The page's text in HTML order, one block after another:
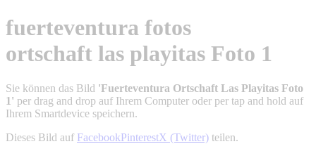
fuerteventura fotos
ortschaft las playitas Foto 1
Sie können das Bild 'Fuerteventura Ortschaft Las Playitas Foto
1' per drag and drop auf Ihrem Computer oder per tap and hold auf
Ihrem Smartdevice speichern.
Dieses Bild auf FacebookPinterestX (Twitter) teilen.